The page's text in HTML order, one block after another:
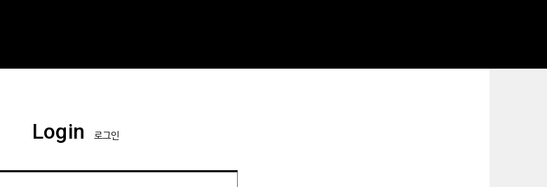
Login 로그인